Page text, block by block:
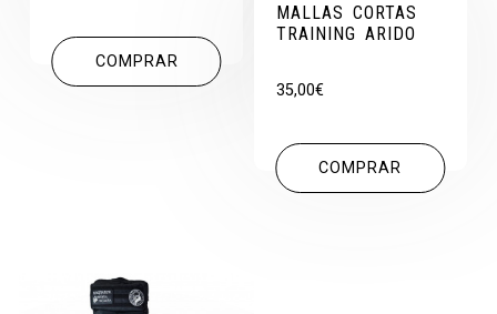
COMPRAR
MALLAS CORTAS
TRAINING ARIDO
35,00€
COMPRAR